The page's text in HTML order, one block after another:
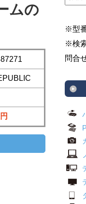
ムの
※型
※検
問合